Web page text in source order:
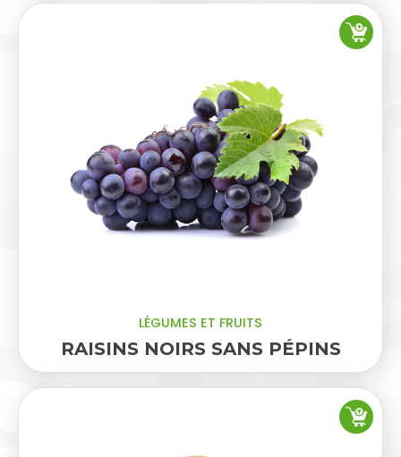
LÉGUMES ET FRUITS
RAISINS NOIRS SANS PÉPINS